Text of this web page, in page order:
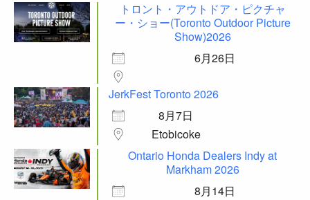
トロント・アウトドア・ピクチャ
ー・ショー(Toronto Outdoor Picture
Show)2026
6月26日
JerkFest Toronto 2026
8月7日
Etobicoke
Ontario Honda Dealers Indy at
Markham 2026
8月14日